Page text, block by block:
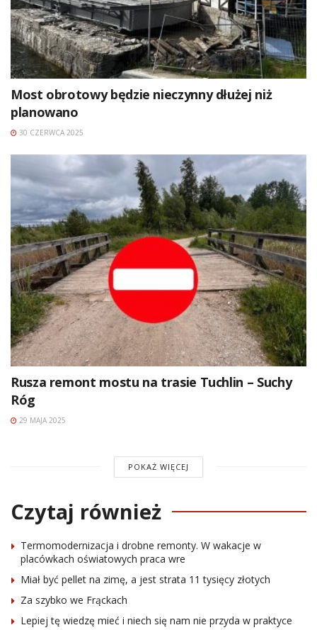
Most obrotowy będzie nieczynny dłużej niż
planowano
30 CZERWCA 2025
Rusza remont mostu na trasie Tuchlin – Suchy
Róg
29 MAJA 2025
POKAŻ WIĘCEJ
Czytaj również
Termomodernizacja i drobne remonty. W wakacje w
placówkach oświatowych praca wre
Miał być pellet na zimę, a jest strata 11 tysięcy złotych
Za szybko we Frąckach
Lepiej tę wiedzę mieć i niech się nam nie przyda w praktyce